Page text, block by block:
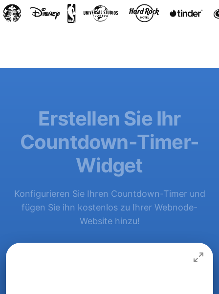
Erstellen Sie Ihr
Countdown-Timer-
Widget
Konfigurieren Sie Ihren Countdown-Timer und
fügen Sie ihn kostenlos zu Ihrer Webnode-
Website hinzu!